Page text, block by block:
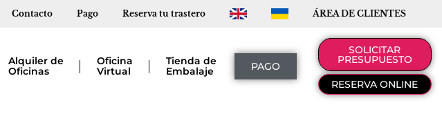
Contacto Pago Reserva tu trastero ÁREA DE CLIENTES
Alquiler de
Oficinas
Oficina
Virtual
Tienda de
Embalaje
PAGO
SOLICITAR
PRESUPUESTO
RESERVA ONLINE